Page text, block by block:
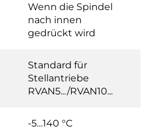
Wenn die Spindel
nach innen
gedrückt wird
Standard für
Stellantriebe
RVAN5.../RVAN10...
-5…140 °C